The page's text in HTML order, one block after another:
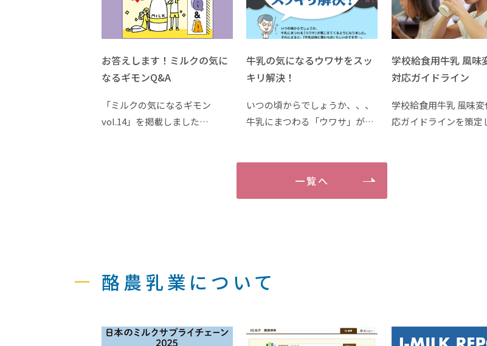
お答えします！ミルクの気に
なるギモンQ&A
「ミルクの気になるギモン
vol.14」を掲載しました…
牛乳の気になるウワサをスッ
キリ解決！
いつの頃からでしょうか、、、
牛乳にまつわる「ウワサ」が…
学校給食用牛乳 風味
対応ガイドライン
学校給食用牛乳 風味
応ガイドラインを策
一覧へ
酪農乳業について